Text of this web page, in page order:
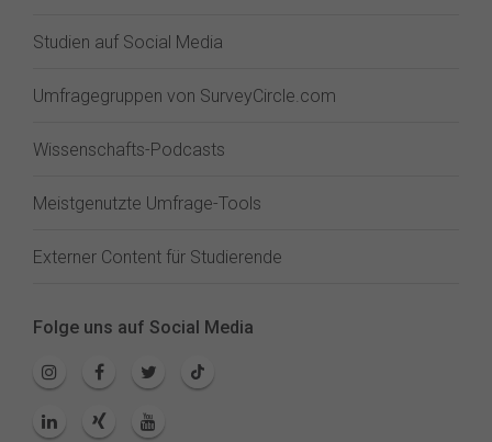
Studien auf Social Media
Umfragegruppen von SurveyCircle.com
Wissenschafts-Podcasts
Meistgenutzte Umfrage-Tools
Externer Content für Studierende
Folge uns auf Social Media